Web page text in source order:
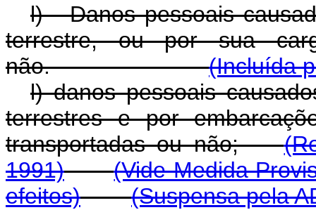
l) - Danos pessoais
terrestre, ou por sua
não.(Incluída
l) danos pessoais
terrestres e por
transportadas ou não;
1991)
(Vide Medida
efeitos)
(Suspensa pela